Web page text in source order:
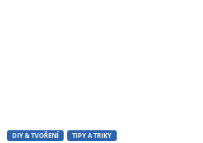
DIY & TVOŘENÍ TIPY A TRIKY